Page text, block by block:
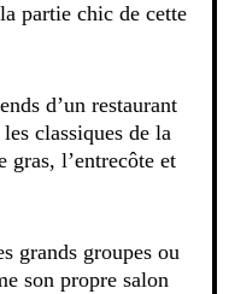
partie chic de cette
d’un restaurant
classiques de la
gras, l’entrecôte et
grands groupes ou
son propre salon